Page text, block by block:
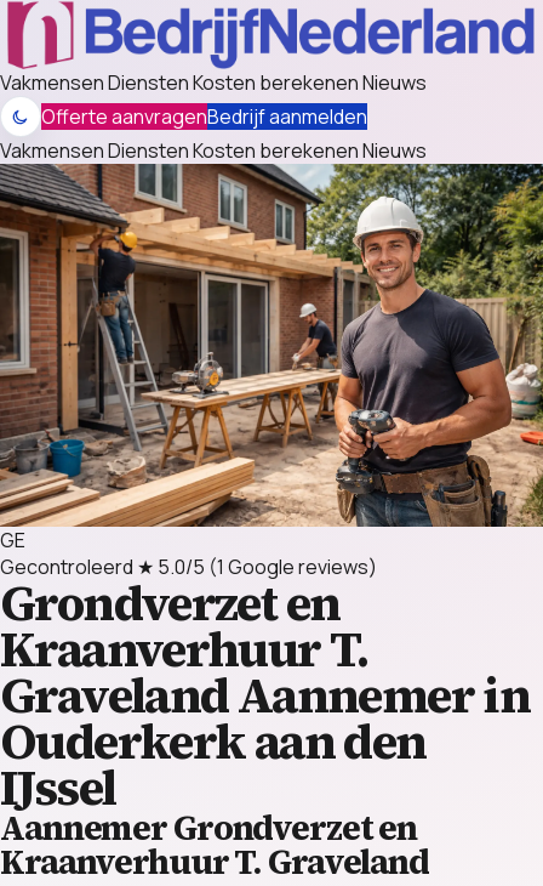
VakmensenDienstenKosten berekenenNieuws
Offerte aanvragenBedrijf aanmelden
VakmensenDienstenKosten berekenenNieuws
GE
Gecontroleerd ★ 5.0/5 (1 Google reviews)
Grondverzet en
Kraanverhuur T.
GravelandAannemer in
Ouderkerk aan den
IJssel
Aannemer Grondverzet en
Kraanverhuur T. Graveland